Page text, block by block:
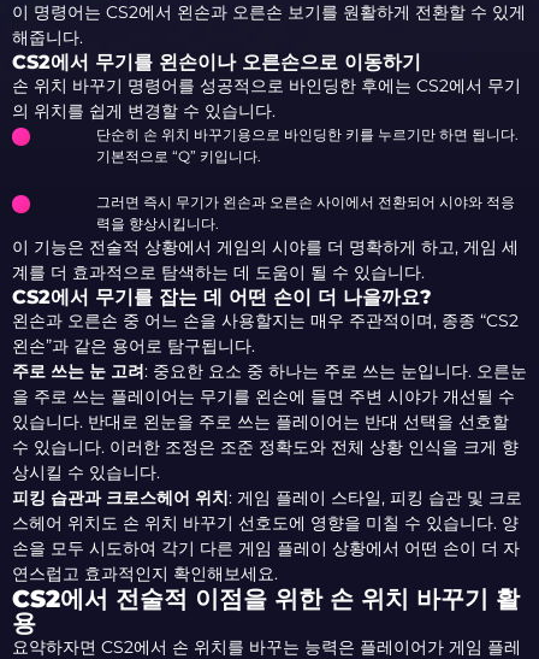
이 명령어는 CS2에서 왼손과 오른손 보기를 원활하게 전환할 수 있게
해줍니다.
CS2에서 무기를 왼손이나 오른손으로 이동하기
손 위치 바꾸기 명령어를 성공적으로 바인딩한 후에는 CS2에서 무기
의 위치를 쉽게 변경할 수 있습니다.
단순히 손 위치 바꾸기용으로 바인딩한 키를 누르기만 하면 됩니다.
기본적으로 “Q” 키입니다.
그러면 즉시 무기가 왼손과 오른손 사이에서 전환되어 시야와 적응
력을 향상시킵니다.
이 기능은 전술적 상황에서 게임의 시야를 더 명확하게 하고, 게임 세
계를 더 효과적으로 탐색하는 데 도움이 될 수 있습니다.
CS2에서 무기를 잡는 데 어떤 손이 더 나을까요?
왼손과 오른손 중 어느 손을 사용할지는 매우 주관적이며, 종종 “CS2
왼손”과 같은 용어로 탐구됩니다.
주로 쓰는 눈 고려: 중요한 요소 중 하나는 주로 쓰는 눈입니다. 오른눈
을 주로 쓰는 플레이어는 무기를 왼손에 들면 주변 시야가 개선될 수
있습니다. 반대로 왼눈을 주로 쓰는 플레이어는 반대 선택을 선호할
수 있습니다. 이러한 조정은 조준 정확도와 전체 상황 인식을 크게 향
상시킬 수 있습니다.
피킹 습관과 크로스헤어 위치: 게임 플레이 스타일, 피킹 습관 및 크로
스헤어 위치도 손 위치 바꾸기 선호도에 영향을 미칠 수 있습니다. 양
손을 모두 시도하여 각기 다른 게임 플레이 상황에서 어떤 손이 더 자
연스럽고 효과적인지 확인해보세요.
CS2에서 전술적 이점을 위한 손 위치 바꾸기 활
용
요약하자면 CS2에서 손 위치를 바꾸는 능력은 플레이어가 게임 플레